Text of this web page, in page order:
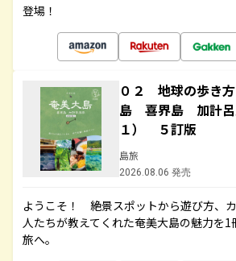
登場！
０２ 地球の歩き
島 喜界島 加計呂
１） ５訂版
島旅
2026.08.06 発売
ようこそ！ 絶景スポットから遊び方、
人たちが教えてくれた奄美大島の魅力を
旅へ。